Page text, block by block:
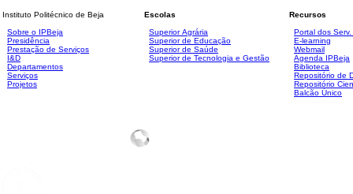
Instituto Politécnico de Beja
Sobre o IPBeja
Presidência
Prestação de Serviços
I&D
Departamentos
Serviços
Projetos
Escolas
Superior Agrária
Superior de Educação
Superior de Saúde
Superior de Tecnologia e Gestão
Recursos
Portal dos
E-learning
Webmail
Agenda IPBeja
Biblioteca
Repositório de
Repositório
Balcão Único